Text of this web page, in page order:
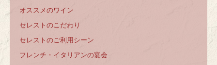
オススメのワイン
セレストのこだわり
セレストのご利用シーン
フレンチ・イタリアンの宴会